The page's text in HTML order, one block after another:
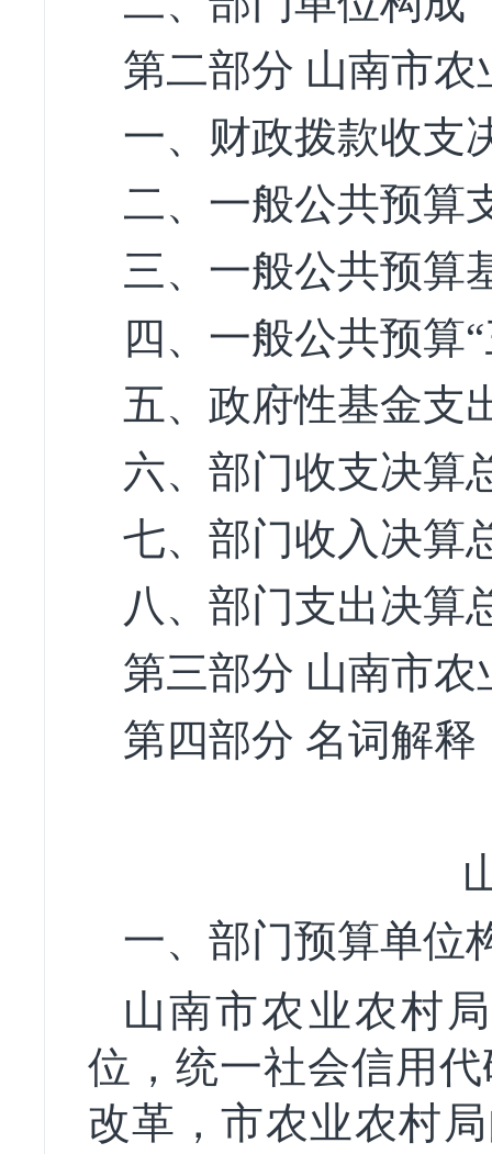
第二部分 山南市
一、财政拨款收支
二、一般公共预算
三、一般公共预算
四、一般公共预算
五、政府性基金支
六、部门收支决算
七、部门收入决算
八、部门支出决算
第三部分 山南市
第四部分 名词解释
一、部门预算单位
山南市农业农村
位，统一社会信用代
改革，市农业农村